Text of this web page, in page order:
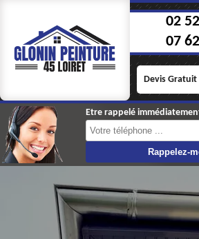
02
07
Devis Gratuit
Etre rappelé